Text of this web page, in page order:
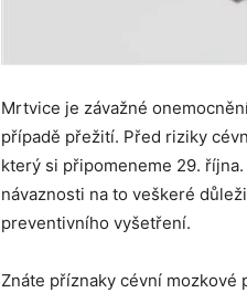
Mrtvice je závažné
případě přežití. Před riziky
který si připomeneme 29.
návaznosti na to veškeré
preventivního vyšetření.
Znáte příznaky cévní mozkové